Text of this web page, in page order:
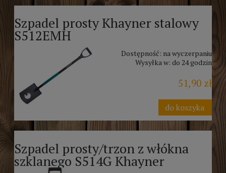
Szpadel prosty Khayner stalowy
S512EMH
Dostępność: na wyczerpaniu
Wysyłka w: do 24 godzin
51,90 zł
do koszyka
Szpadel prosty/trzon z włókna
szklanego S514G Khayner